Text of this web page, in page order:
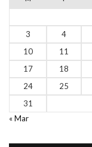
3
4
10
11
17
18
24
25
31
« Mar